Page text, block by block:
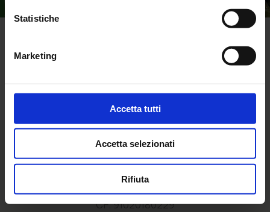
Statistiche
Marketing
Accetta tutti
Accetta selezionati
Rifiuta
Fondazione FiemmePer ETS
CF: 91020180229